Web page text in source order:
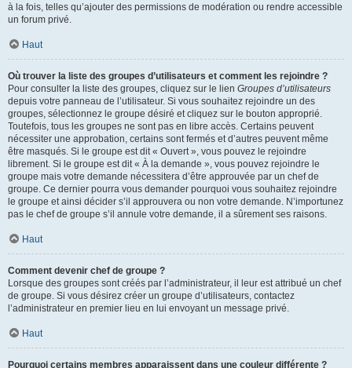
à la fois, telles qu’ajouter des permissions de modération ou rendre accessible
un forum privé.
Haut
Où trouver la liste des groupes d’utilisateurs et comment les rejoindre ?
Pour consulter la liste des groupes, cliquez sur le lien Groupes d’utilisateurs
depuis votre panneau de l’utilisateur. Si vous souhaitez rejoindre un des
groupes, sélectionnez le groupe désiré et cliquez sur le bouton approprié.
Toutefois, tous les groupes ne sont pas en libre accès. Certains peuvent
nécessiter une approbation, certains sont fermés et d’autres peuvent même
être masqués. Si le groupe est dit « Ouvert », vous pouvez le rejoindre
librement. Si le groupe est dit « À la demande », vous pouvez rejoindre le
groupe mais votre demande nécessitera d’être approuvée par un chef de
groupe. Ce dernier pourra vous demander pourquoi vous souhaitez rejoindre
le groupe et ainsi décider s’il approuvera ou non votre demande. N’importunez
pas le chef de groupe s’il annule votre demande, il a sûrement ses raisons.
Haut
Comment devenir chef de groupe ?
Lorsque des groupes sont créés par l’administrateur, il leur est attribué un chef
de groupe. Si vous désirez créer un groupe d’utilisateurs, contactez
l’administrateur en premier lieu en lui envoyant un message privé.
Haut
Pourquoi certains membres apparaissent dans une couleur différente ?